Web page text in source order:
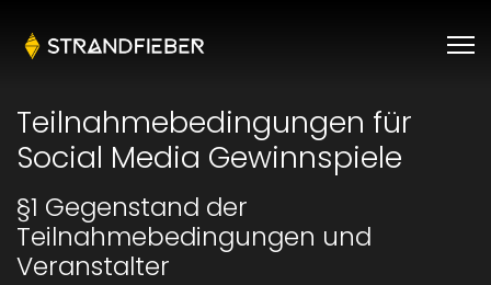
Teilnahmebedingungen für
Social Media Gewinnspiele
§1 Gegenstand der
Teilnahmebedingungen und
Veranstalter